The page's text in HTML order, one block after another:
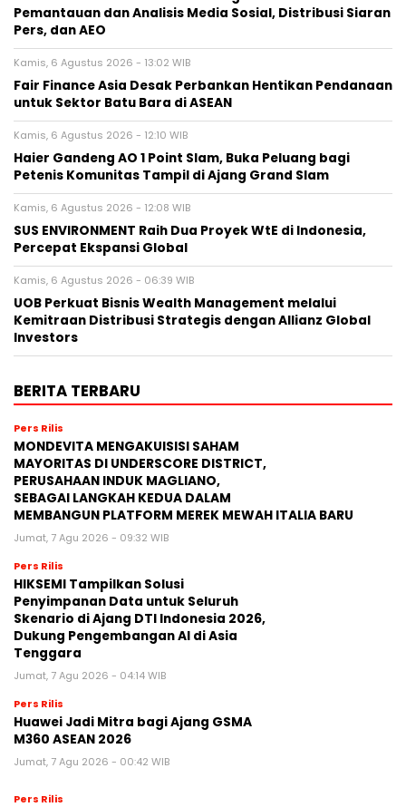
Pemantauan dan Analisis Media Sosial, Distribusi Siaran
Pers, dan AEO
Kamis, 6 Agustus 2026 - 13:02 WIB
Fair Finance Asia Desak Perbankan Hentikan Pendanaan
untuk Sektor Batu Bara di ASEAN
Kamis, 6 Agustus 2026 - 12:10 WIB
Haier Gandeng AO 1 Point Slam, Buka Peluang bagi
Petenis Komunitas Tampil di Ajang Grand Slam
Kamis, 6 Agustus 2026 - 12:08 WIB
SUS ENVIRONMENT Raih Dua Proyek WtE di Indonesia,
Percepat Ekspansi Global
Kamis, 6 Agustus 2026 - 06:39 WIB
UOB Perkuat Bisnis Wealth Management melalui
Kemitraan Distribusi Strategis dengan Allianz Global
Investors
BERITA TERBARU
Pers Rilis
MONDEVITA MENGAKUISISI SAHAM
MAYORITAS DI UNDERSCORE DISTRICT,
PERUSAHAAN INDUK MAGLIANO,
SEBAGAI LANGKAH KEDUA DALAM
MEMBANGUN PLATFORM MEREK MEWAH ITALIA BARU
Jumat, 7 Agu 2026 - 09:32 WIB
Pers Rilis
HIKSEMI Tampilkan Solusi
Penyimpanan Data untuk Seluruh
Skenario di Ajang DTI Indonesia 2026,
Dukung Pengembangan AI di Asia
Tenggara
Jumat, 7 Agu 2026 - 04:14 WIB
Pers Rilis
Huawei Jadi Mitra bagi Ajang GSMA
M360 ASEAN 2026
Jumat, 7 Agu 2026 - 00:42 WIB
Pers Rilis